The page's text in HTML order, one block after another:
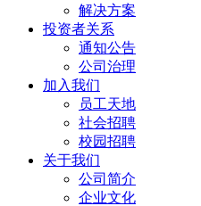
解决方案
投资者关系
通知公告
公司治理
加入我们
员工天地
社会招聘
校园招聘
关于我们
公司简介
企业文化